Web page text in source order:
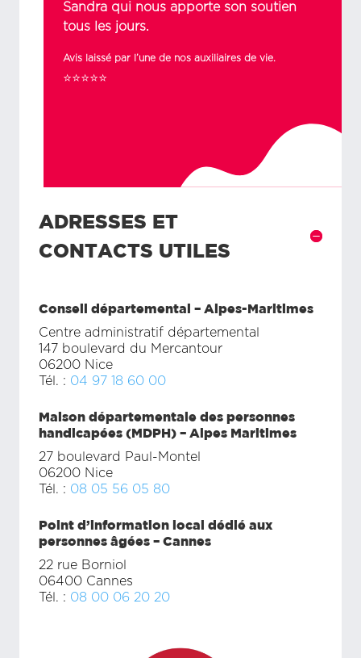
Sandra qui nous apporte son soutien
tous les jours.
Avis laissé par l’une de nos auxiliaires de vie.
⭐⭐⭐⭐⭐
ADRESSES ET
CONTACTS UTILES
Conseil départemental – Alpes-Maritimes
Centre administratif départemental
147 boulevard du Mercantour
06200 Nice
Tél. : 04 97 18 60 00
Maison départementale des personnes
handicapées (MDPH) – Alpes Maritimes
27 boulevard Paul-Montel
06200 Nice
Tél. : 08 05 56 05 80
Point d’information local dédié aux
personnes âgées – Cannes
22 rue Borniol
06400 Cannes
Tél. : 08 00 06 20 20